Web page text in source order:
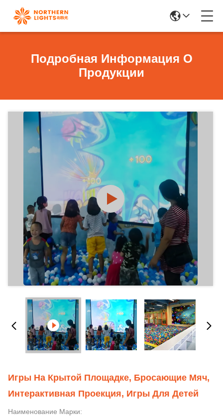
Подробная Информация О
Продукции
Игры На Крытой Площадке, Бросающие Мяч,
Интерактивная Проекция, Игры Для Детей
Наименование Марки: